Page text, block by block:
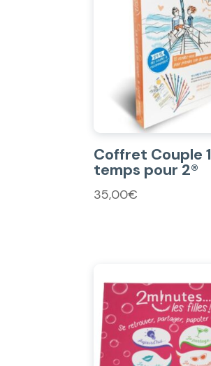
Coffret Couple 1
temps pour 2®
35,00€